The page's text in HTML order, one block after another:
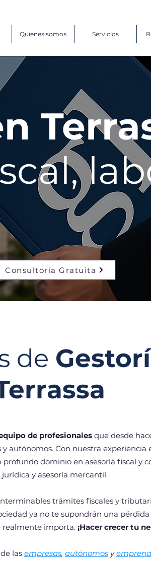
Quienes somos Servicios
Consultoría Gratuita
de
de profesionalesque desde
autónomos. Con nuestra experiencia
dominio en asesoría fiscal y
jurídica y asesoría mercantil.
trámites fiscales y
ya no te supondrán una
realmente importa. ¡Hacer crecer tu
las empresas, autónomos y